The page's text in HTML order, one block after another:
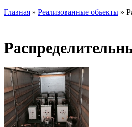
Главная » Реализованные объекты »